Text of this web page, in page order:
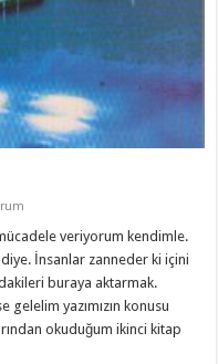
veriyorum kendimle.
İnsanlar zanneder ki içini
buraya aktarmak.
yazımızın konusu
okuduğum ikinci kitap